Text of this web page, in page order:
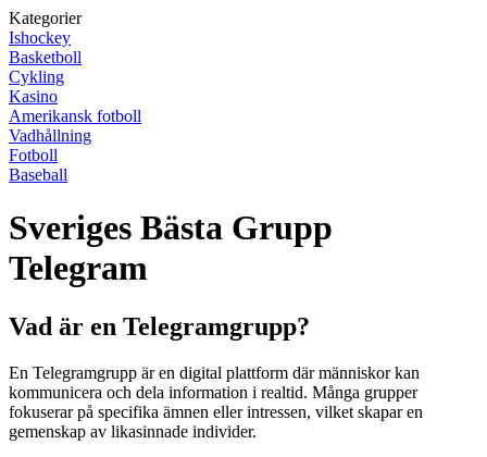
Kategorier
Ishockey
Basketboll
Cykling
Kasino
Amerikansk fotboll
Vadhållning
Fotboll
Baseball
Sveriges Bästa Grupp
Telegram
Vad är en Telegramgrupp?
En Telegramgrupp är en digital plattform där människor kan
kommunicera och dela information i realtid. Många grupper
fokuserar på specifika ämnen eller intressen, vilket skapar en
gemenskap av likasinnade individer.